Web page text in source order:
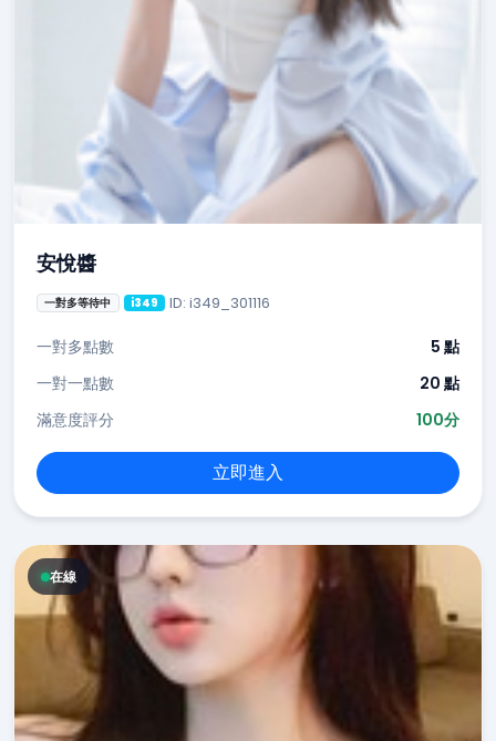
安悅醬
一對多等待中 i349 ID: i349_301116
一對多點數
5 點
一對一點數
20 點
滿意度評分
100分
立即進入
在線